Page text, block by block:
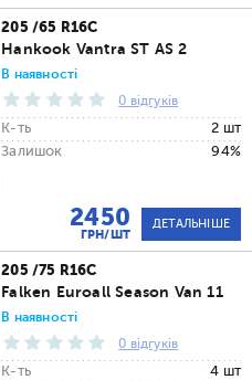
205 /65 R16C
Hankook Vantra ST AS 2
В наявності
0 відгуків
К-ть
2 шт
Залишок
94%
2450
ГРН/ШТ
ДЕТАЛЬНІШЕ
205 /75 R16C
Falken Euroall Season Van 11
В наявності
0 відгуків
К-ть
4 шт